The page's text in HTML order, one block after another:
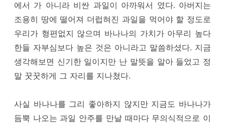
에서 가 아니라 비싼 과일이 아까워서 였다. 아버지는
조용히 땅에 떨어져 더럽혀진 과일을 먹어야 할 정도로
우리가 형편없지 않으며 바나나의 가치가 아무리 높다
한들 자부심보다 높은 것은 아니라고 말씀하셨다. 지금
생각해보면 신기한 일이지만 난 말뜻을 알아 들었고 정
말 꿋꿋하게 그 자리를 지나쳤다.
사실 바나나를 그리 좋아하지 않지만 지금도 바나나가
듬뿍 나오는 과일 안주를 만날 때마다 무의식적으로 이